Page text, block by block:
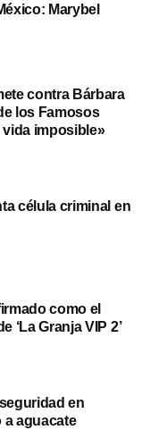
Marybel
contra Bárbara
los Famosos
vida imposible»
célula criminal en
como el
‘La Granja VIP 2’
en
a aguacate